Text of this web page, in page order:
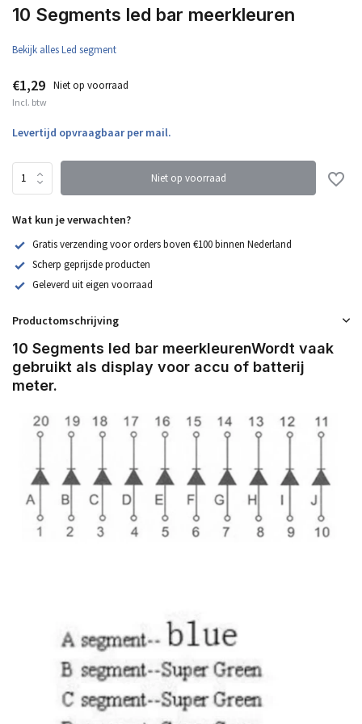
10 Segments led bar meerkleuren
Bekijk alles Led segment
€1,29 Niet op voorraad
Incl. btw
Levertijd opvraagbaar per mail.
Niet op voorraad
Wat kun je verwachten?
Gratis verzending voor orders boven €100 binnen Nederland
Scherp geprijsde producten
Geleverd uit eigen voorraad
Productomschrijving
10 Segments led bar meerkleurenWordt vaak
gebruikt als display voor accu of batterij
meter.